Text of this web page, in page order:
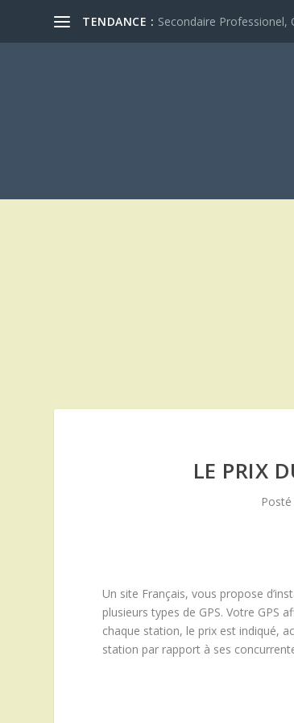
TENDANCE : Secondaire Professionel,
LE PRIX
Un site Français, vous propose
plusieurs types de GPS. Votre GPS
chaque station, le prix est indiqué,
station par rapport à ses